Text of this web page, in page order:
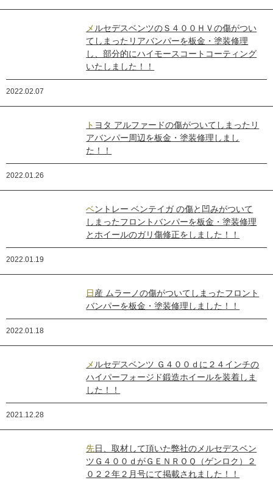
メルセデスベンツのＳ４００ＨＶの傷がつい
てしまったリアバンパーを板金・塗装修理
し、部分的にハイモースコートコーティング
いたしました！！
2022.02.07
トヨタ アルファードの傷がついてしまったリ
アバンパー周辺を板金・塗装修理しまし
た！！
2022.01.26
ベントレー ベンテイガ の傷と凹みがついて
しまったフロントバンパーを板金・塗装修理
とホイールのガリ傷修正をしました！！
2022.01.19
日産 ムラーノの傷がついてしまったフロント
バンパーを板金・塗装修理しました！！
2022.01.18
メルセデスベンツ Ｇ４００ｄに２４インチの
ハイパーフォージド鍛造ホイールを装着しま
した！！
2021.12.28
先日、取材して頂いた弊社のメルセデスベン
ツＧ４００ｄがＧＥＮＲＯＱ（ゲンロク）２
０２２年２月号にて掲載されました！！